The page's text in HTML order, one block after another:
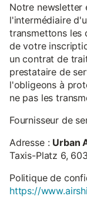
Notre newsletter
l'intermédiaire
transmettons les
de votre
un contrat de
prestataire de
l'obligeons à
ne pas les
Fournisseur de
Adresse : Urban
Taxis-Platz 6,
Politique de
https://